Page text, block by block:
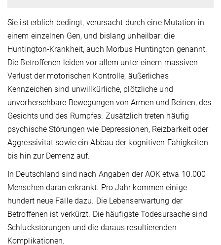
Sie ist erblich bedingt, verursacht durch eine Mutation in
einem einzelnen Gen, und bislang unheilbar: die
Huntington-Krankheit, auch Morbus Huntington genannt.
Die Betroffenen leiden vor allem unter einem massiven
Verlust der motorischen Kontrolle; äußerliches
Kennzeichen sind unwillkürliche, plötzliche und
unvorhersehbare Bewegungen von Armen und Beinen, des
Gesichts und des Rumpfes. Zusätzlich treten häufig
psychische Störungen wie Depressionen, Reizbarkeit oder
Aggressivität sowie ein Abbau der kognitiven Fähigkeiten
bis hin zur Demenz auf.
In Deutschland sind nach Angaben der AOK etwa 10.000
Menschen daran erkrankt. Pro Jahr kommen einige
hundert neue Fälle dazu. Die Lebenserwartung der
Betroffenen ist verkürzt. Die häufigste Todesursache sind
Schluckstörungen und die daraus resultierenden
Komplikationen.